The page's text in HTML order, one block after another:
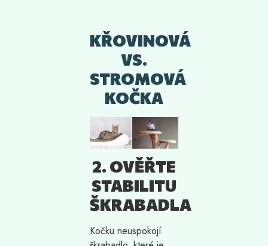
KŘOVINOVÁ
VS.
STROMOVÁ
KOČKA
2. OVĚŘTE
STABILITU
ŠKRABADLA
Kočku neuspokojí